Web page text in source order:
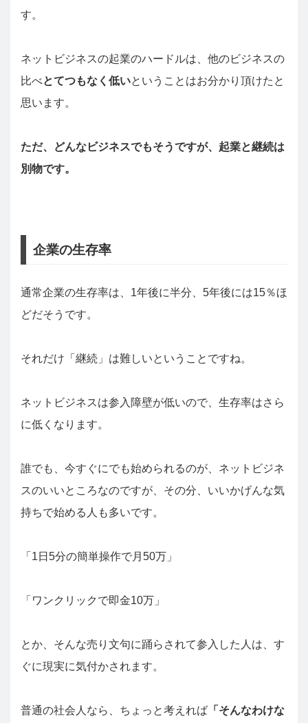
す。
ネットビジネスの起業のハードルは、他のビジネスの
比べとてつもなく低いということはお分かり頂けたと
思います。
ただ、どんなビジネスでもそうですが、起業と継続は
別物です。
企業の生存率
通常企業の生存率は、1年後に半分、5年後には15％ほ
どだそうです。
それだけ「継続」は難しいということですね。
ネットビジネスは参入障壁が低いので、生存率はさら
に低くなります。
誰でも、今すぐにでも始められるのが、ネットビジネ
スのいいところなのですが、その分、いいかげんな気
持ちで始める人も多いです。
「1日5分の簡単操作で月50万」
「ワンクリックで即金10万」
とか、そんな売り文句に踊らされて参入した人は、す
ぐに現実に気付かされます。
普通の社会人なら、ちょっと考えれば 「そんなわけな